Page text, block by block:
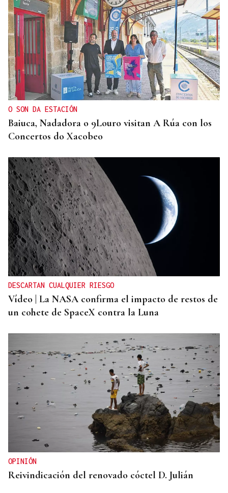
ENTREVISTA
Jorge Vázquez: "Nuestro objetivo a 2028 es crecer
creando valor para el accionista y para el equipo
que lo hace posible"
O SON DA ESTACIÓN
Baiuca, Nadadora o 9Louro visitan A Rúa con los
Concertos do Xacobeo
DESCARTAN CUALQUIER RIESGO
Vídeo | La NASA confirma el impacto de restos de
un cohete de SpaceX contra la Luna
OPINIÓN
Reivindicación del renovado cóctel D. Julián